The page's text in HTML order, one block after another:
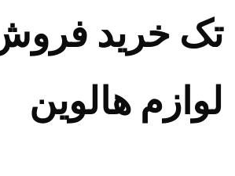
تک خرید
لوازم هالوین